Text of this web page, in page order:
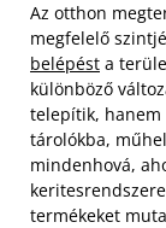
Az otthon
megfelelő
belépést a
különböző
telepítik, hanem
tárolókba,
mindenhová,
termékeket